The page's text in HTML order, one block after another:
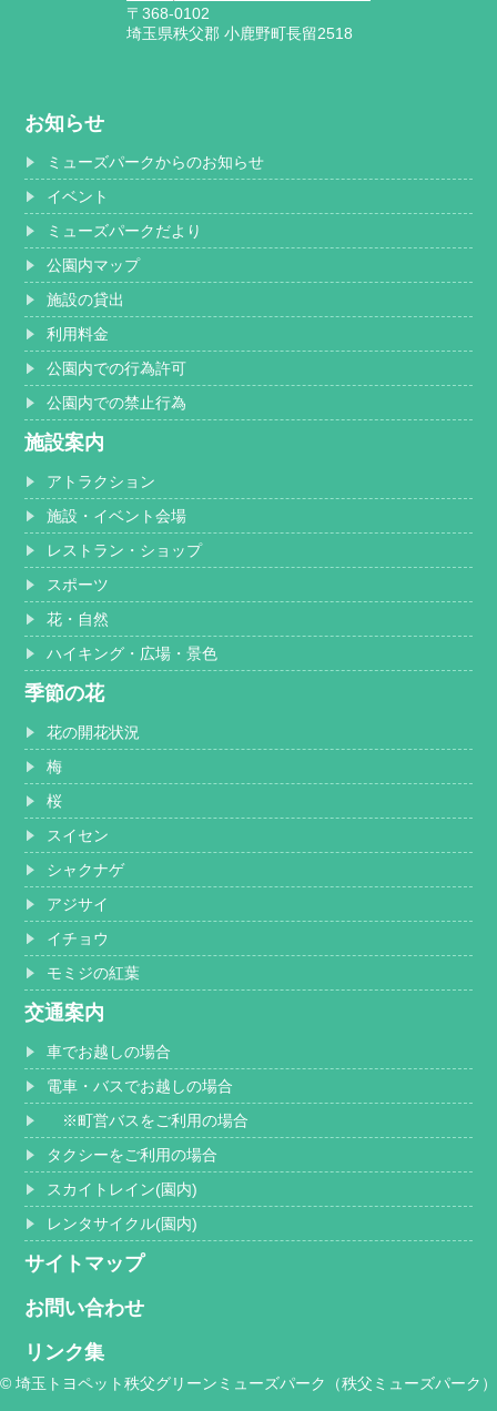
〒368-0102
埼玉県秩父郡 小鹿野町長留2518
お知らせ
ミューズパークからのお知らせ
イベント
ミューズパークだより
公園内マップ
施設の貸出
利用料金
公園内での行為許可
公園内での禁止行為
施設案内
アトラクション
施設・イベント会場
レストラン・ショップ
スポーツ
花・自然
ハイキング・広場・景色
季節の花
花の開花状況
梅
桜
スイセン
シャクナゲ
アジサイ
イチョウ
モミジの紅葉
交通案内
車でお越しの場合
電車・バスでお越しの場合
※町営バスをご利用の場合
タクシーをご利用の場合
スカイトレイン(園内)
レンタサイクル(園内)
サイトマップ
お問い合わせ
リンク集
© 埼玉トヨペット秩父グリーンミューズパーク（秩父ミューズパーク）